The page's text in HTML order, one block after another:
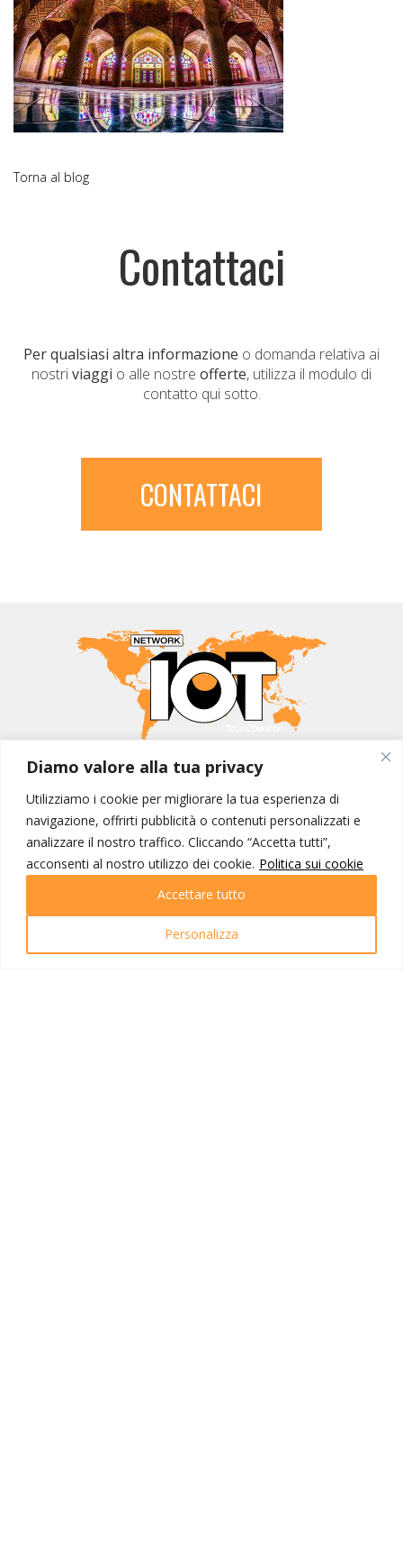
Diamo valore alla tua privacy
Utilizziamo i cookie per migliorare la tua esperienza di
navigazione, offrirti pubblicità o contenuti personalizzati e
analizzare il nostro traffico. Cliccando “Accetta tutti”,
acconsenti al nostro utilizzo dei cookie. Politica sui cookie
Personalizza
Accettare tutto
Torna al blog
Contattaci
Per qualsiasi altra informazione o domanda relativa ai
nostriviaggi o alle nostre offerte, utilizza il modulo di
contatto qui sotto.
CONTATTACI
MONDO IOT VIAGGI
Corporate
Contatti
I NOSTRI PRODOTTI
Partenze
Emozioni di viaggio
Newsletter
Tutti i viaggi